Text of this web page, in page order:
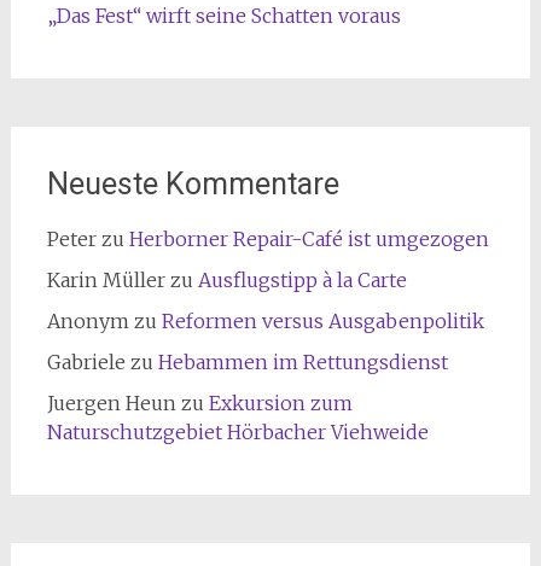
„Das Fest“ wirft seine Schatten voraus
Neueste Kommentare
Peterzu Herborner Repair-Café ist umgezogen
Karin Müllerzu Ausflugstipp à la Carte
Anonymzu Reformen versus Ausgabenpolitik
Gabriele zu Hebammen im Rettungsdienst
Juergen Heunzu Exkursion zum
Naturschutzgebiet Hörbacher Viehweide